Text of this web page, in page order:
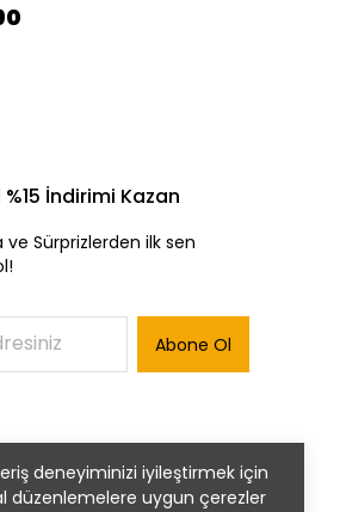
deneyiminizi iyileştirmek için
düzenlemelere uygun çerezler
İndirimi Kazan
Sürprizlerden ilk sen
Abone Ol